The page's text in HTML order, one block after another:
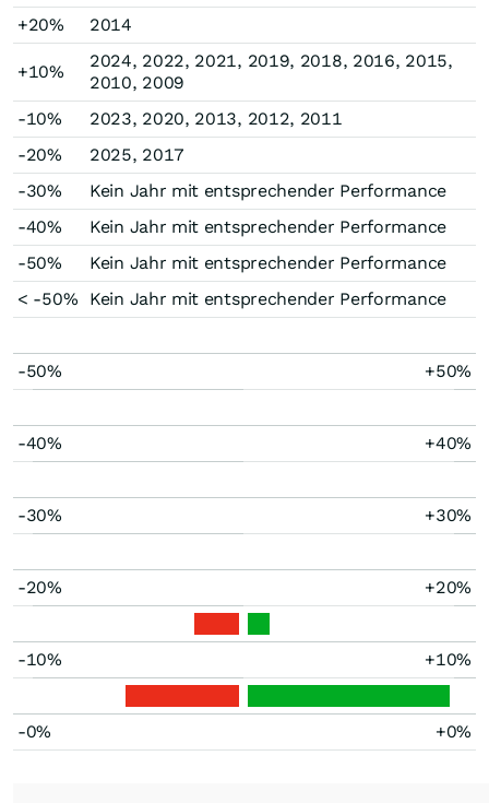
+20%
2014
+10%
2024, 2022, 2021, 2019, 2018, 2016, 2015,
2010, 2009
-10%
2023, 2020, 2013, 2012, 2011
-20%
2025, 2017
-30%
Kein Jahr mit entsprechender Performance
-40%
Kein Jahr mit entsprechender Performance
-50%
Kein Jahr mit entsprechender Performance
< -50%
Kein Jahr mit entsprechender Performance
-50% +50%
-40% +40%
-30% +30%
-20% +20%
-10% +10%
-0% +0%